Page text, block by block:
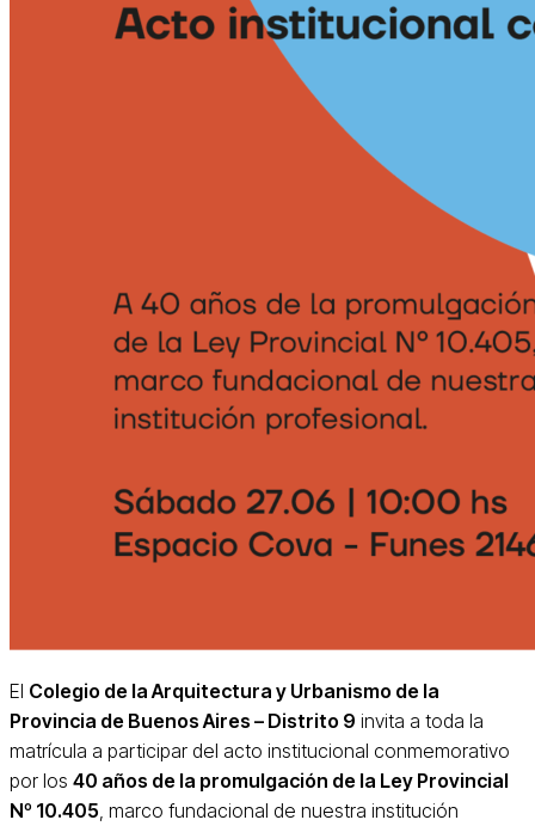
El Colegio de la Arquitectura y Urbanismo de la
Provincia de Buenos Aires – Distrito 9 invita a toda la
matrícula a participar del acto institucional conmemorativo
por los 40 años de la promulgación de la Ley Provincial
Nº 10.405 , marco fundacional de nuestra institución